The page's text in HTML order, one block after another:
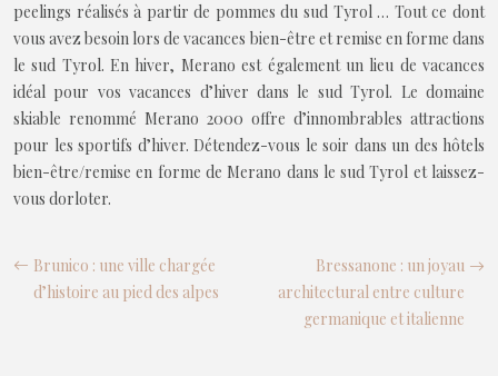
peelings réalisés à partir de pommes du sud Tyrol … Tout ce dont
vous avez besoin lors de vacances bien-être et remise en forme dans
le sud Tyrol. En hiver, Merano est également un lieu de vacances
idéal pour vos vacances d’hiver dans le sud Tyrol. Le domaine
skiable renommé Merano 2000 offre d’innombrables attractions
pour les sportifs d’hiver. Détendez-vous le soir dans un des hôtels
bien-être/remise en forme de Merano dans le sud Tyrol et laissez-
vous dorloter.
Brunico : une ville chargée
d’histoire au pied des alpes
Bressanone : un joyau
architectural entre culture
germanique et italienne